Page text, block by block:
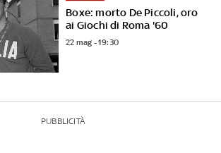
Boxe: morto De Piccoli, oro
ai Giochi di Roma '60
22 mag - 19:30
PUBBLICITÀ